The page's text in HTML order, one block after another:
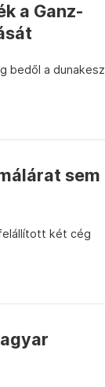
a Ganz-
bedől a
sem
két cég